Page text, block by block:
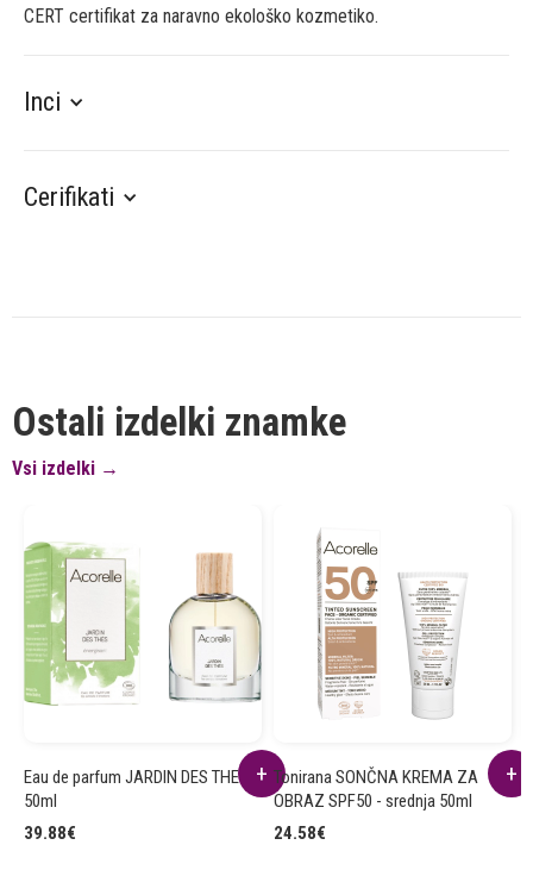
CERT certifikat za naravno ekološko kozmetiko.
Inci
Cerifikati
Ostali izdelki znamke
Vsi izdelki →
Eau de parfum JARDIN DES THES
50ml
39.88€
Tonirana SONČNA KREMA ZA
OBRAZ SPF50 - srednja 50ml
24.58€